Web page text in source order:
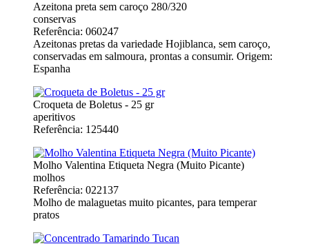
Azeitona preta sem caroço 280/320
conservas
Referência: 060247
Azeitonas pretas da variedade Hojiblanca, sem caroço,
conservadas em salmoura, prontas a consumir. Origem:
Espanha
Croqueta de Boletus - 25 gr
aperitivos
Referência: 125440
Molho Valentina Etiqueta Negra (Muito Picante)
molhos
Referência: 022137
Molho de malaguetas muito picantes, para temperar
pratos